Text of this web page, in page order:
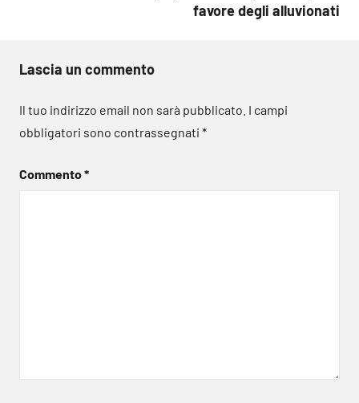
favore degli alluvionati
Lascia un commento
Il tuo indirizzo email non sarà pubblicato. I campi
obbligatori sono contrassegnati *
Commento*